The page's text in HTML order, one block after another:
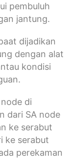
pembuluh
jantung.
dijadikan
dengan alat
kondisi
di
dari SA node
ke serabut
ke serabut
perekaman